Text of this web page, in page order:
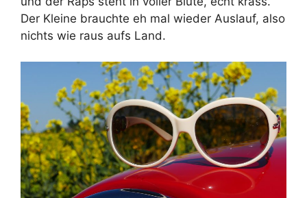
Der Kleine brauchte eh mal wieder Auslauf, also
nichts wie raus aufs Land.